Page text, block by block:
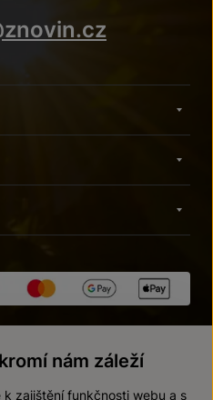
nám záleží
zajištění funkčnosti webu a s